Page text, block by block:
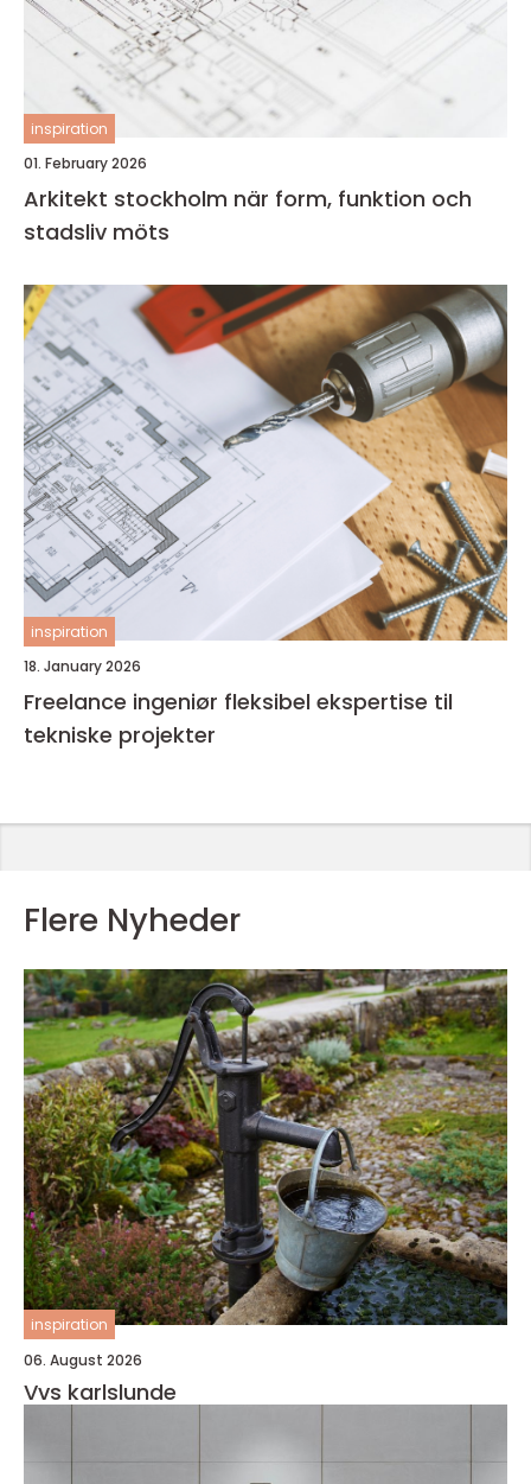
inspiration
01. February 2026
Arkitekt stockholm när form, funktion och
stadsliv möts
inspiration
18. January 2026
Freelance ingeniør fleksibel ekspertise til
tekniske projekter
Flere Nyheder
inspiration
06. August 2026
Vvs karlslunde